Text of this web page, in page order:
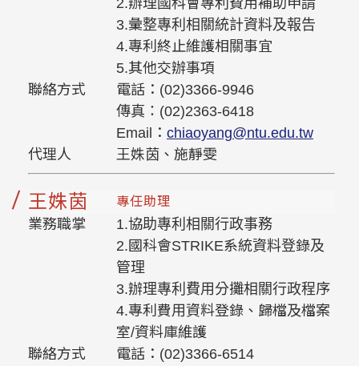
2.辦理國科會專利費用補助申請
3.彙整專利相關統計資料及報告
4.專利終止維護相關事宜
5.其他交辦事項
聯絡方式
電話：(02)3366-9946
傳真：(02)2363-6418
Email： chiaoyang@ntu.edu.tw
代理人
王姝茵、施靜雯
王姝茵 專任助理
業務職掌
1.協助專利相關行政事務
2.國科會STRIKE系統資料登錄及
管理
3.辦理專利費用分攤相關行政程序
4.專利費用資料登錄、歸檔及檔案
室/資料庫維護
聯絡方式
電話：(02)3366-6514